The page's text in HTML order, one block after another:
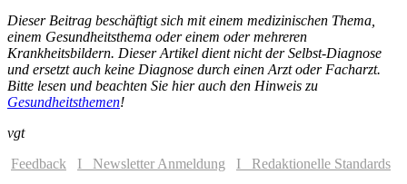
Dieser Beitrag beschäftigt sich mit einem medizinischen Thema,
einem Gesundheitsthema oder einem oder mehreren
Krankheitsbildern. Dieser Artikel dientnichtder Selbst-Diagnose
und ersetzt auch keine Diagnose durch einen Arzt oder Facharzt.
Bitte lesen und beachten Sie hier auch den Hinweis zu
Gesundheitsthemen!
vgt
Feedback
I Newsletter Anmeldung I Redaktionelle Standards